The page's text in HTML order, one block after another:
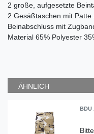
2 große, aufgesetzte
2 Gesäßtaschen mit
Beinabschluss mit
Material 65% Polyester
ÄHNLICH
BDU